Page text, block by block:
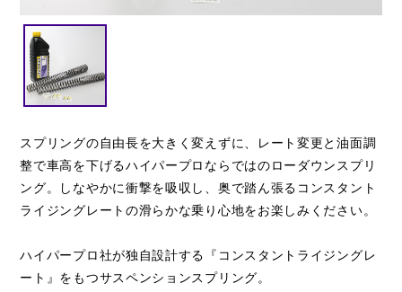
スプリングの自由長を大きく変えずに、レート変更と油面調
整で車高を下げるハイパープロならではのローダウンスプリ
ング。しなやかに衝撃を吸収し、奥で踏ん張るコンスタント
ライジングレートの滑らかな乗り心地をお楽しみください。
ハイパープロ社が独自設計する『コンスタントライジングレ
ート』をもつサスペンションスプリング。